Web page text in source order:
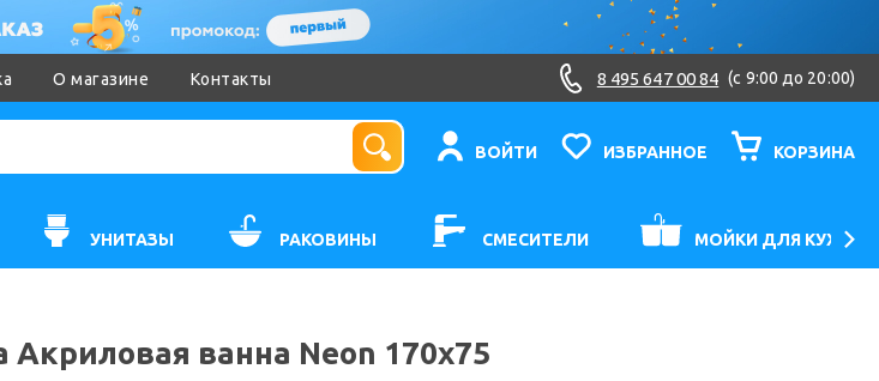
О магазине Контакты 8 495 647 00 84 (c 9:00 до 20:00)
ВОЙТИ ИЗБРАННОЕ КОРЗИНА
УНИТАЗЫ РАКОВИНЫ СМЕСИТЕЛИ МОЙКИ ДЛЯ КУХНИ
Акриловая ванна Neon 170x75